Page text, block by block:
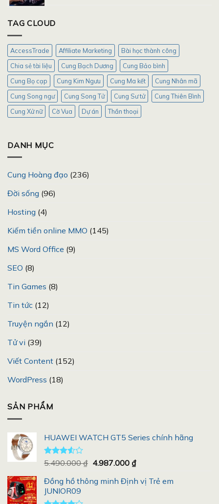
TAG CLOUD
AccessTrade Affiliate Marketing
Bài học thành công
Chia sẻ tài liệu
Cung Bạch Dương
Cung Bảo bình
Cung Bọ cạp
Cung Kim Ngưu Cung Ma kết
Cung Nhân mã
Cung Song ngư
Cung Song Tử Cung Sư tử
Cung Thiên Bình
Cung Xử nữ
Cờ Vua Dự án Thần thoại
DANH MỤC
Cung Hoàng đạo (236)
Đời sống (96)
Hosting (4)
Kiếm tiền online MMO (145)
MS Word Office (9)
SEO (8)
Tin Games (8)
Tin tức (12)
Truyện ngắn (12)
Tử vi (39)
Viết Content (152)
WordPress (18)
SẢN PHẨM
HUAWEI WATCH GT5 Series chính hãng
Được
hạng
3.50 5
sao
5.490.000₫ Giá
là:
4.987.000 ₫Giá
tại
Đồng hồ thông minh Định vị Trẻ em
JUNIOR09